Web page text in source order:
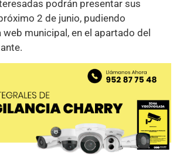
podrán presentar sus
2 de junio, pudiendo
municipal, en el apartado del